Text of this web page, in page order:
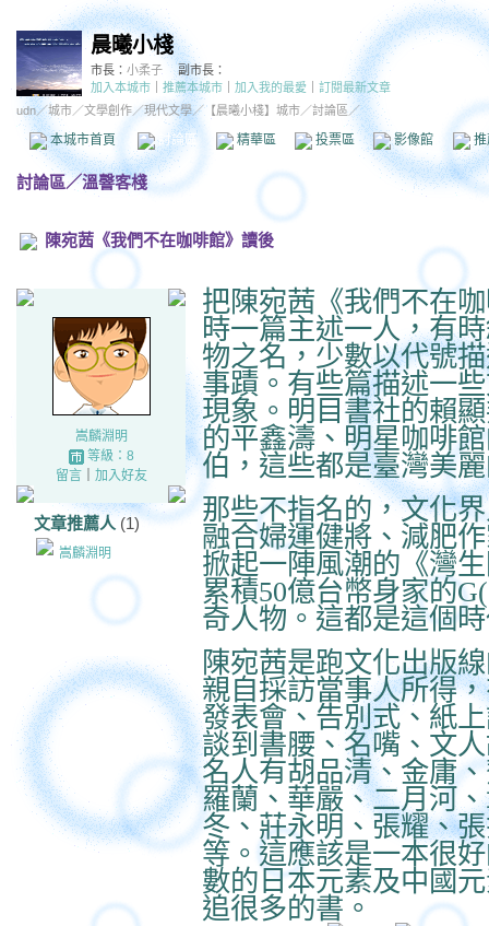
晨曦小棧
市長： 小柔子
副市長：
加入本城市
推薦本城市 加入我的最愛
訂閱最新文章
udn／城市／文學創作／現代文學／【晨曦小棧】城市／討論區／
本城市首頁 討論區 精華區 投票區 影像館
討論區／溫韾客棧
陳宛茜《我們不在咖啡館》讀後
嵩麟淵明
等級：8
留言｜ 加入好友
文章推薦人 (1)
嵩麟淵明
把陳宛茜《我們不在
時一篇主述一人，有
物之名，少數以代號
事蹟。有些篇描述一
現象。明目書社的賴
的平鑫濤、明星咖啡
伯，這些都是臺灣美
那些不指名的，文化
融合婦運健將、減肥
掀起一陣風潮的《灣
累積50億台幣身家的
奇人物。這都是這個
陳宛茜是跑文化出版
親自採訪當事人所得
發表會、告別式、紙
談到書腰、名嘴、文
名人有胡品清、金庸
羅蘭、華嚴、二月河
冬、莊永明、張耀、
等。這應該是一本很
數的日本元素及中國
追很多的書。